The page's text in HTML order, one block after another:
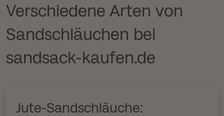
Verschiedene Arten von
Sandschläuchen bei
sandsack-kaufen.de
Jute-Sandschläuche: